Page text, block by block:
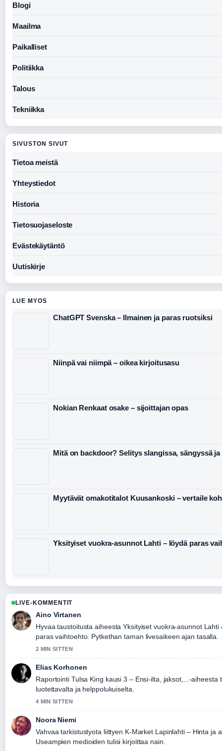
Blogi
Maailma
Paikalliset
Politiikka
Talous
Tekniikka
SIVUSTON SIVUT
Tietoa meistä
Yhteystiedot
Historia
Tietosuojaseloste
Evästekäytäntö
Uutiskirje
LUE MYOS
ChatGPT Svenska – Ilmainen ja paras ruotsiksi
Niinpä vai niimpä – oikea kirjoitusasu
Nokian Renkaat osake – sijoittajan opas
Mitä on backdoor? Selitys slangissa, sängyssä
Myytävät omakotitalot Kuusankoski – vertaile
Yksityiset vuokra-asunnot Lahti – löydä paras
LIVE-KOMMENTIT
Aino Virtanen
Hyvaa taustoitusta aiheesta Yksityiset vuokra-asunnot Lahti
paras vaihtoehto. Pytkethan taman livesaikeen ajan tasalla.
2 MIN SITTEN
Elias Korhonen
Raportointi Tulsa King kausi 3 – Ensi-ilta, jaksot,...-aiheesta
luotettavalta ja helppolukuiselta.
4 MIN SITTEN
Noora Niemi
Vahvaa tarkistustyota liittyen K-Market Lapinlahti – Hinta ja
Useampien medioiden tulisi kirjoittaa nain.